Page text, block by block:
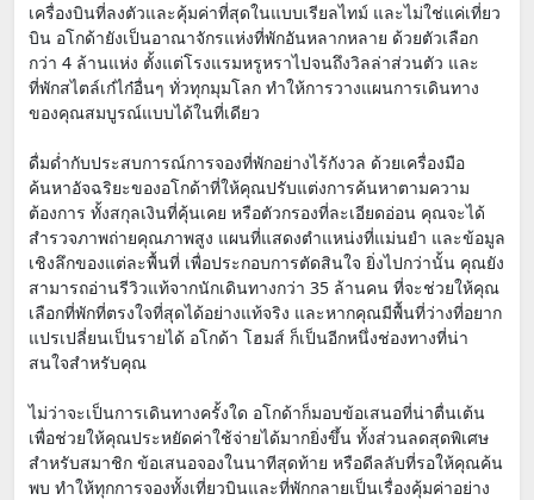
เครื่องบินที่ลงตัวและคุ้มค่าที่สุดในแบบเรียลไทม์ และไม่ใช่แค่เที่ยว
บิน อโกด้ายังเป็นอาณาจักรแห่งที่พักอันหลากหลาย ด้วยตัวเลือก
กว่า 4 ล้านแห่ง ตั้งแต่โรงแรมหรูหราไปจนถึงวิลล่าส่วนตัว และ
ที่พักสไตล์เก๋ไก๋อื่นๆ ทั่วทุกมุมโลก ทำให้การวางแผนการเดินทาง
ของคุณสมบูรณ์แบบได้ในที่เดียว
ดื่มด่ำกับประสบการณ์การจองที่พักอย่างไร้กังวล ด้วยเครื่องมือ
ค้นหาอัจฉริยะของอโกด้าที่ให้คุณปรับแต่งการค้นหาตามความ
ต้องการ ทั้งสกุลเงินที่คุ้นเคย หรือตัวกรองที่ละเอียดอ่อน คุณจะได้
สำรวจภาพถ่ายคุณภาพสูง แผนที่แสดงตำแหน่งที่แม่นยำ และข้อมูล
เชิงลึกของแต่ละพื้นที่ เพื่อประกอบการตัดสินใจ ยิ่งไปกว่านั้น คุณยัง
สามารถอ่านรีวิวแท้จากนักเดินทางกว่า 35 ล้านคน ที่จะช่วยให้คุณ
เลือกที่พักที่ตรงใจที่สุดได้อย่างแท้จริง และหากคุณมีพื้นที่ว่างที่อยาก
แปรเปลี่ยนเป็นรายได้ อโกด้า โฮมส์ ก็เป็นอีกหนึ่งช่องทางที่น่า
สนใจสำหรับคุณ
ไม่ว่าจะเป็นการเดินทางครั้งใด อโกด้าก็มอบข้อเสนอที่น่าตื่นเต้น
เพื่อช่วยให้คุณประหยัดค่าใช้จ่ายได้มากยิ่งขึ้น ทั้งส่วนลดสุดพิเศษ
สำหรับสมาชิก ข้อเสนอจองในนาทีสุดท้าย หรือดีลลับที่รอให้คุณค้น
พบ ทำให้ทุกการจองทั้งเที่ยวบินและที่พักกลายเป็นเรื่องคุ้มค่าอย่าง